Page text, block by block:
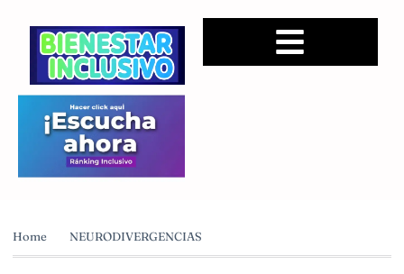
Home NEURODIVERGENCIAS